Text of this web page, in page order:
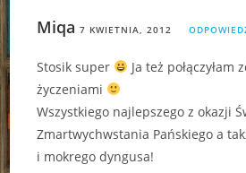
Miqa 7 KWIETNIA, 2012
Stosik super
Ja też
życzeniami
Wszystkiego najlepszego z okazji
Zmartwychwstania Pańskiego a
i mokrego dyngusa!